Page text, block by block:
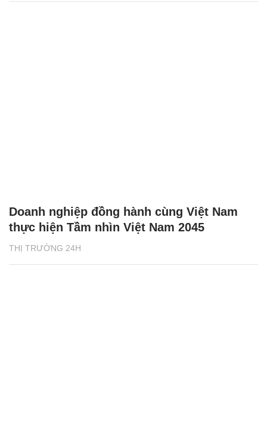
THỊ TRƯỜNG 24H
Doanh nghiệp đồng hành cùng Việt Nam
thực hiện Tầm nhìn Việt Nam 2045